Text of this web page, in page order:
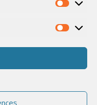
Statistics
Marketing